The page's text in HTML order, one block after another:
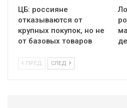
ЦБ: россияне
отказываются от
крупных покупок, но не
от базовых товаров
ПРЕД СЛЕД